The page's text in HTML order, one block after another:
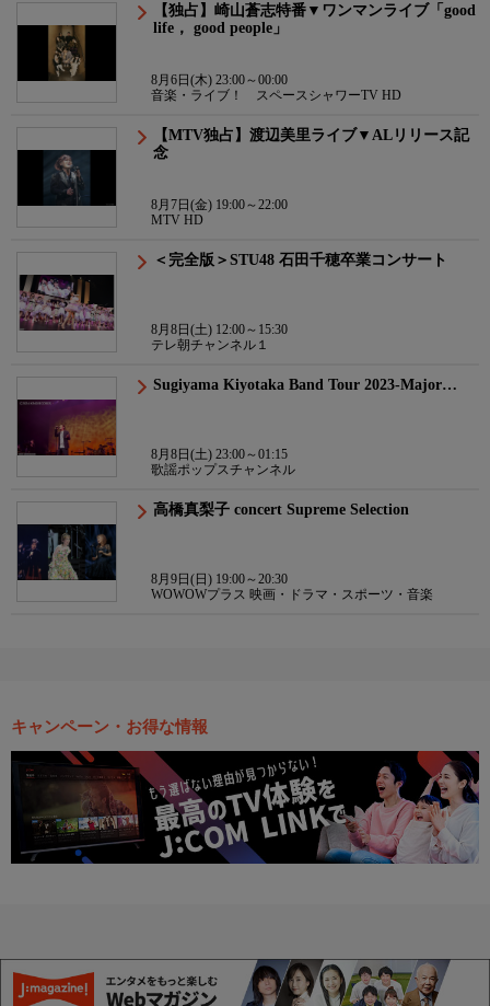
【独占】崎山蒼志特番▼ワンマンライブ「good
life， good people」
8月6日(木) 23:00～00:00
音楽・ライブ！ スペースシャワーTV HD
【MTV独占】渡辺美里ライブ▼ALリリース記
念
8月7日(金) 19:00～22:00
MTV HD
＜完全版＞STU48 石田千穂卒業コンサート
8月8日(土) 12:00～15:30
テレ朝チャンネル１
Sugiyama Kiyotaka Band Tour 2023-Major…
8月8日(土) 23:00～01:15
歌謡ポップスチャンネル
高橋真梨子 concert Supreme Selection
8月9日(日) 19:00～20:30
WOWOWプラス 映画・ドラマ・スポーツ・音楽
キャンペーン・お得な情報